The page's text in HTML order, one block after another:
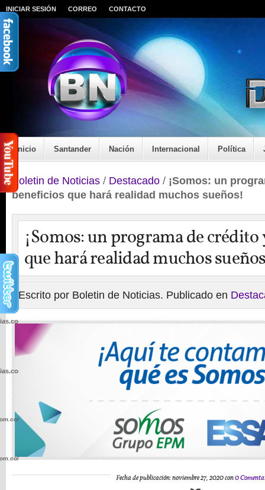
INICIAR SESIÓN CORREO CONTACTO
Inicio Santander Nación Internacional Política
Boletin de Noticias / Destacado / ¡Somos: un
beneficios que hará realidad muchos sueños!
¡Somos: un programa de
que hará realidad muchos
Escrito por Boletin de Noticias. Publicado en
Fecha de publicación: noviembre 27, 2020 con0
wp-
wp-
wp-
wp-